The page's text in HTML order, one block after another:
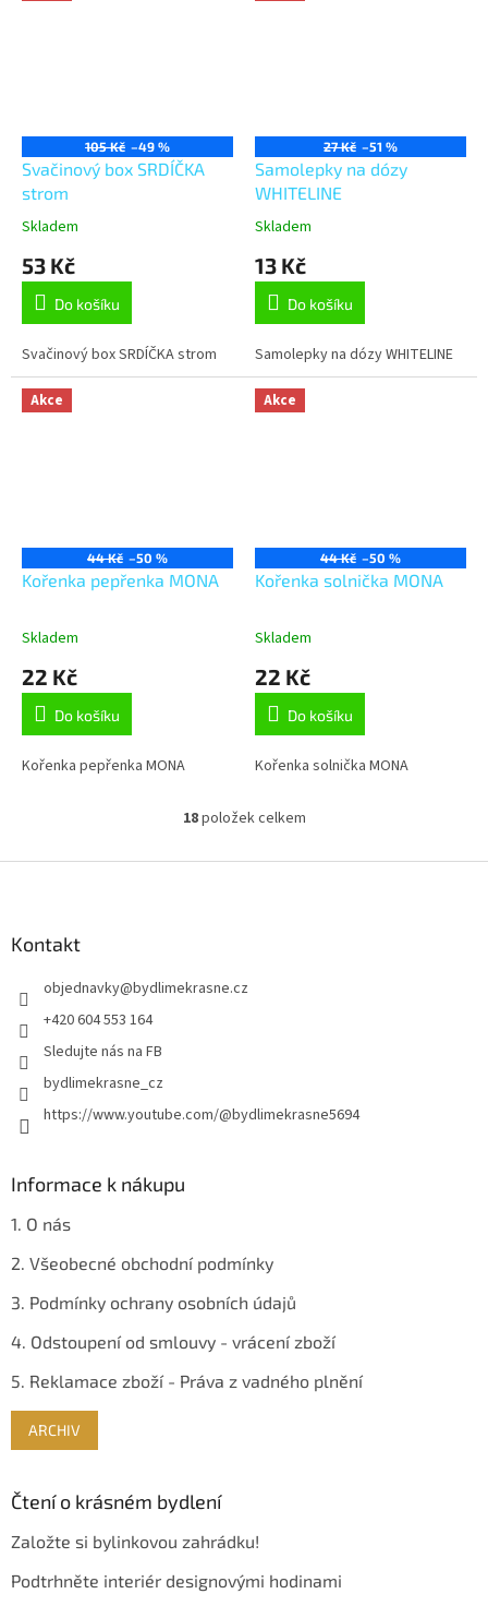
105 Kč –49 %
Svačinový box SRDÍČKA
strom
Skladem
53 Kč
Do košíku
Svačinový box SRDÍČKA strom
27 Kč –51 %
Samolepky na dózy
WHITELINE
Skladem
13 Kč
Do košíku
Samolepky na dózy WHITELINE
Akce
44 Kč –50 %
Kořenka pepřenka MONA
Skladem
22 Kč
Do košíku
Kořenka pepřenka MONA
Akce
44 Kč –50 %
Kořenka solnička MONA
Skladem
22 Kč
Do košíku
Kořenka solnička MONA
O
l
p
ý
18položek celkem
Kontakt
objednavky@bydlimekrasne.cz
+420 604 553 164
Sledujte nás na FB
bydlimekrasne_cz
https://www.youtube.com/@bydlimekrasne5694
Informace k nákupu
1. O nás
2. Všeobecné obchodní podmínky
3. Podmínky ochrany osobních údajů
4. Odstoupení od smlouvy - vrácení zboží
5. Reklamace zboží - Práva z vadného plnění
ARCHIV
Čtení o krásném bydlení
Založte si bylinkovou zahrádku!
Podtrhněte interiér designovými hodinami